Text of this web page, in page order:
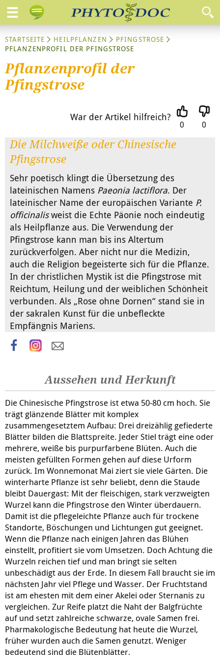
STARTSEITE HEILPFLANZEN
PFINGSTROSE
PFLANZENPROFIL DER PFINGSTROSE
Pflanzenprofil der
Pfingstrose
War der Artikel hilfreich?
0 0
Die Milchweiße oder Chinesische
Pfingstrose
Sehr poetisch klingt die Übersetzung des
lateinischen Namens Paeonia lactiflora. Der
lateinischer Name der europäischen Variante P.
officinalisweist die Echte Päonie noch eindeutig
als Heilpflanze aus. Die Verwendung der
Pfingstrose kann man bis ins Altertum
zurückverfolgen. Aber nicht nur die Medizin,
auch die Religion begeisterte sich für die Pflanze.
In der christlichen Mystik ist die Pfingstrose mit
Reichtum, Heilung und der weiblichen Schönheit
verbunden. Als „Rose ohne Dornen“ stand sie in
der sakralen Kunst für die unbefleckte
Empfängnis Mariens.
Aussehen und Herkunft
Die Chinesische Pfingstrose ist etwa 50-80 cm hoch. Sie
trägt glänzende Blätter mit komplex
zusammengesetztem Aufbau: Drei dreizählig gefiederte
Blätter bilden die Blattspreite. Jeder Stiel trägt eine oder
mehrere, weiße bis purpurfarbene Blüten. Auch die
meisten gefüllten Formen gehen auf diese Urform
zurück. Im Wonnemonat Mai ziert sie viele Gärten. Die
winterharte Pflanze ist sehr beliebt, denn die Staude
bleibt Dauergast: Mit der fleischigen, stark verzweigten
Wurzel kann die Pfingstrose den Winter überdauern.
Damit ist die pflegeleichte Pflanze auch für trockene
Standorte, Böschungen und Lichtungen gut geeignet.
Wenn die Pflanze nach einigen Jahren das Blühen
einstellt, profitiert sie vom Umsetzen. Doch Achtung die
Wurzeln reichen tief und man bringt sie selten
unbeschädigt aus der Erde. In diesem Fall braucht sie im
nächsten Jahr viel Pflege und Wasser. Der Fruchtstand
ist am ehesten mit dem einer Akelei oder Sternanis zu
vergleichen. Zur Reife platzt die Naht der Balgfrüchte
auf und setzt zahlreiche schwarze, ovale Samen frei.
Pharmakologische Bedeutung hat heute die Wurzel,
früher wurden auch die Samen genutzt. Weniger
bedeutend sind die Blütenblätter.